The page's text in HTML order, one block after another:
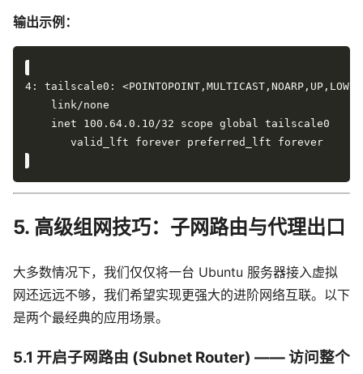
输出示例：
5. 高级组网技巧：子网路由与代理出口
大多数情况下，我们仅仅将一台 Ubuntu 服务器接入虚拟
网还远远不够，我们希望实现更强大的进阶网络互联。以下
是两个最经典的应用场景。
5.1 开启子网路由 (Subnet Router) —— 访问整个